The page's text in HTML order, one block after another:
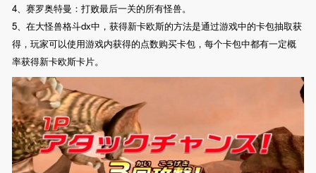
4、赛罗奥特曼：打败最后一关的所有怪兽。
5、在大怪兽格斗dx中，获得新卡欧斯的方法是通过游戏中的卡包抽取获
得，玩家可以使用游戏内获得的点数购买卡包，每个卡包中都有一定概
率获得新卡欧斯卡片。